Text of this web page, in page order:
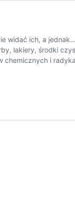
widać ich, a
lakiery, środki
chemicznych i